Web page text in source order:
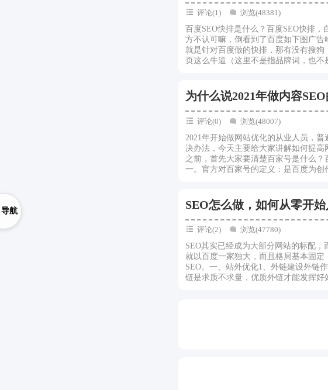
评论(1)
浏览(48381)
百度SEO快排是什么？百度SEO快排
方不认可嘛，倒看到了百度如下图广告
就是针对百度做的快排，那有没有搜
页这么牛逼（这里不是指品牌词，也不
为什么说2021年做内容
评论(0)
浏览(48007)
2021年开始做网站优化的从业人员，
决办法，今天主要给大家讲解如何提
之前，首先大家要清楚百家号是什么
一。官方对百家号的定义：是百度为创
SEO怎么做，如何从零开始
评论(2)
浏览(47780)
SEO其实已经成为大部分网站的标配
就以百度一家独大，而且格局基本固
SEO。一、站外优化1、外链建设外链
链是求质不求量，优质外链才能发挥好
航